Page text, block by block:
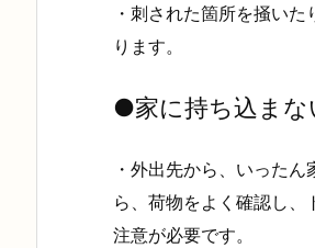
・刺された箇所を掻い
ります。
●家に持ち込ま
・外出先から、いった
ら、荷物をよく確認し
注意が必要です。